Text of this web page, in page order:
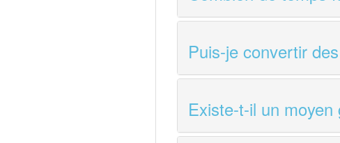
Puis-je convertir
Existe-t-il un